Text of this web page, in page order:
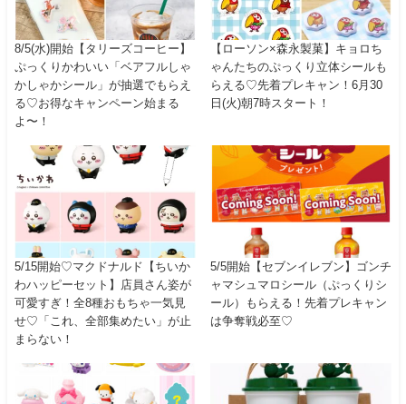
8/5(水)開始【タリーズコーヒー】
ぷっくりかわいい「ベアフルしゃ
かしゃかシール」が抽選でもらえ
る♡お得なキャンペーン始まる
よ〜！
【ローソン×森永製菓】キョロち
ゃんたちのぷっくり立体シールも
らえる♡先着プレキャン！6月30
日(火)朝7時スタート！
5/15開始♡マクドナルド【ちいか
わハッピーセット】店員さん姿が
可愛すぎ！全8種おもちゃ一気見
せ♡「これ、全部集めたい」が止
まらない！
5/5開始【セブンイレブン】ゴンチ
ャマシュマロシール（ぷっくりシ
ール）もらえる！先着プレキャン
は争奪戦必至♡